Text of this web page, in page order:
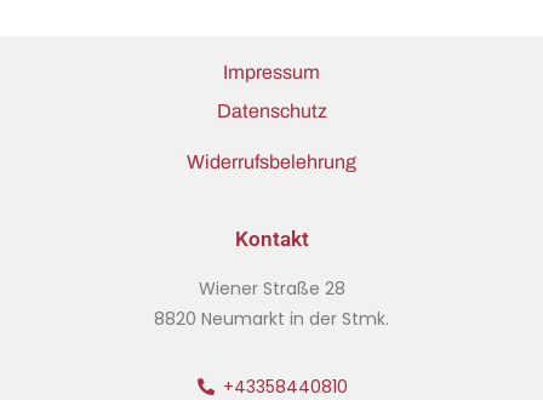
Impressum
Datenschutz
Widerrufsbelehrung
Kontakt
Wiener Straße 28
8820 Neumarkt in der Stmk.
+43358440810